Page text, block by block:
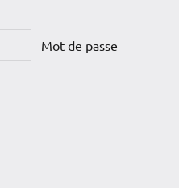
Mot de passe